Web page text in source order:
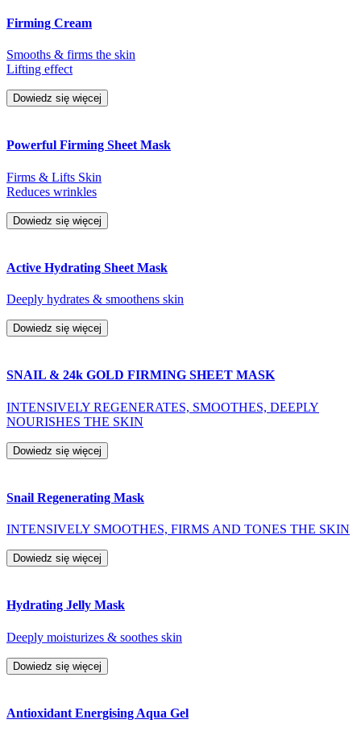
Firming Cream
Smooths & firms the skin
Lifting effect
Dowiedz się więcej
Powerful Firming Sheet Mask
Firms & Lifts Skin
Reduces wrinkles
Dowiedz się więcej
Active Hydrating Sheet Mask
Deeply hydrates & smoothens skin
Dowiedz się więcej
SNAIL & 24k GOLD FIRMING SHEET MASK
INTENSIVELY REGENERATES, SMOOTHES, DEEPLY
NOURISHES THE SKIN
Dowiedz się więcej
Snail Regenerating Mask
INTENSIVELY SMOOTHES, FIRMS AND TONES THE SKIN
Dowiedz się więcej
Hydrating Jelly Mask
Deeply moisturizes & soothes skin
Dowiedz się więcej
Antioxidant Energising Aqua Gel